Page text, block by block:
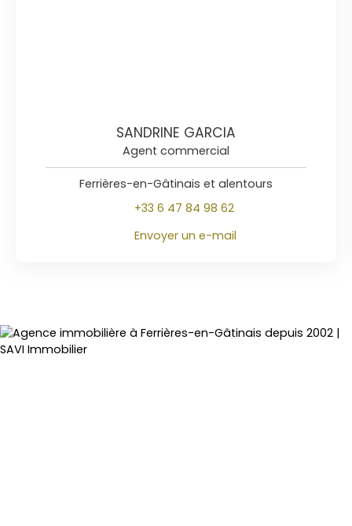
SANDRINE GARCIA
Agent commercial
Ferrières-en-Gâtinais et alentours
+33 6 47 84 98 62
Envoyer un e-mail